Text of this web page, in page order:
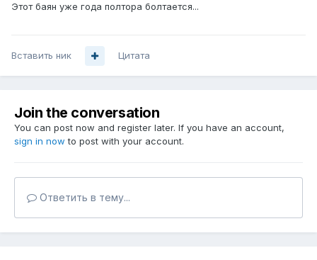
Этот баян уже года полтора болтается...
Вставить ник Цитата
Join the conversation
You can post now and register later. If you have an account,
sign in now to post with your account.
Ответить в тему...